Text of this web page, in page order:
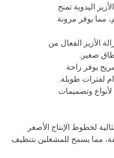
اليدوية تمنح
مما يوفر مرونة
الأزيز الفعال من
صغير.
يوفر راحة
لفترات طويلة.
لأنواع وتصميمات
لخطوط الإنتاج الأصغر
مما يسمح للمشغلين بتنظيف